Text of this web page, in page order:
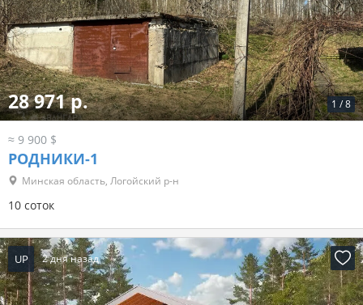
1 /8
28 971 р.
≈ 9 900 $
РОДНИКИ-1
Минская область, Логойский р-н
10 соток
UP 2 дня назад